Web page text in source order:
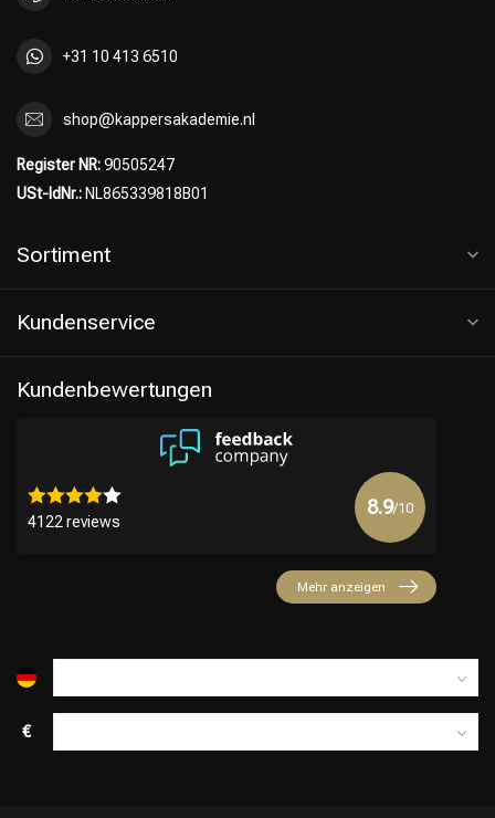
+31 10 413 6510
shop@kappersakademie.nl
Register NR:90505247
USt-IdNr.: NL865339818B01
Sortiment
Kundenservice
Kundenbewertungen
4122 reviews
8.9/10
Mehr anzeigen
€